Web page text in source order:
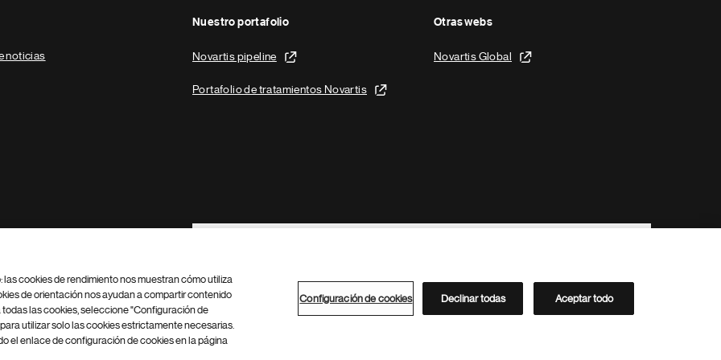
noticias
Nuestro portafolio
Novartis pipeline
Portafolio de tratamientos Novartis
Otras webs
Novartis Global
Footer Site Search
Configuración de cookies Mapa del sitio
Directorio de Novartis
cookies de rendimiento nos muestran cómo utiliza
de orientación nos ayudan a compartir contenido
las cookies, seleccione "Configuración de
utilizar solo las cookies estrictamente necesarias.
el enlace de configuración de cookies en la página
Configuración de cookies Declinar todas Aceptar todo